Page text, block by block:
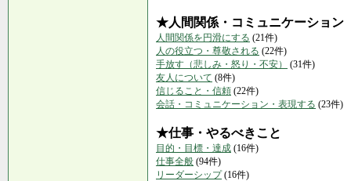
★人間関係・コミュニケーション
人間関係を円滑にする (21件)
人の役立つ・尊敬される (22件)
手放す（悲しみ・怒り・不安）
(31件)
友人について (8件)
信じること・信頼 (22件)
会話・コミュニケーション・表現する (23件)
★仕事・やるべきこと
目的・目標・達成 (16件)
仕事全般 (94件)
リーダーシップ(16件)